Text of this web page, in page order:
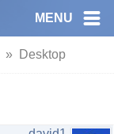
MENU
Desktop